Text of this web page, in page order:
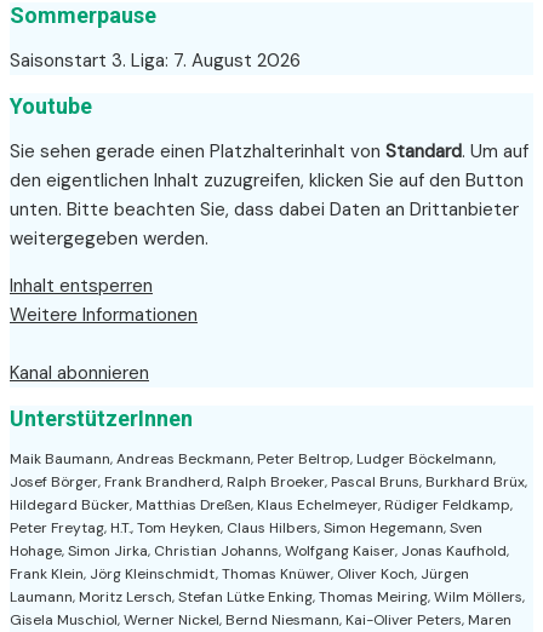
Sommerpause
Saisonstart 3. Liga: 7. August 2026
Youtube
Sie sehen gerade einen Platzhalterinhalt von Standard. Um auf
den eigentlichen Inhalt zuzugreifen, klicken Sie auf den Button
unten. Bitte beachten Sie, dass dabei Daten an Drittanbieter
weitergegeben werden.
Inhalt entsperren
Weitere Informationen
Kanal abonnieren
UnterstützerInnen
Maik Baumann, Andreas Beckmann, Peter Beltrop, Ludger Böckelmann,
Josef Börger, Frank Brandherd, Ralph Broeker, Pascal Bruns, Burkhard Brüx,
Hildegard Bücker, Matthias Dreßen, Klaus Echelmeyer, Rüdiger Feldkamp,
Peter Freytag, H.T., Tom Heyken, Claus Hilbers, Simon Hegemann, Sven
Hohage, Simon Jirka, Christian Johanns, Wolfgang Kaiser, Jonas Kaufhold,
Frank Klein, Jörg Kleinschmidt, Thomas Knüwer, Oliver Koch, Jürgen
Laumann, Moritz Lersch, Stefan Lütke Enking, Thomas Meiring, Wilm Möllers,
Gisela Muschiol, Werner Nickel, Bernd Niesmann, Kai-Oliver Peters, Maren